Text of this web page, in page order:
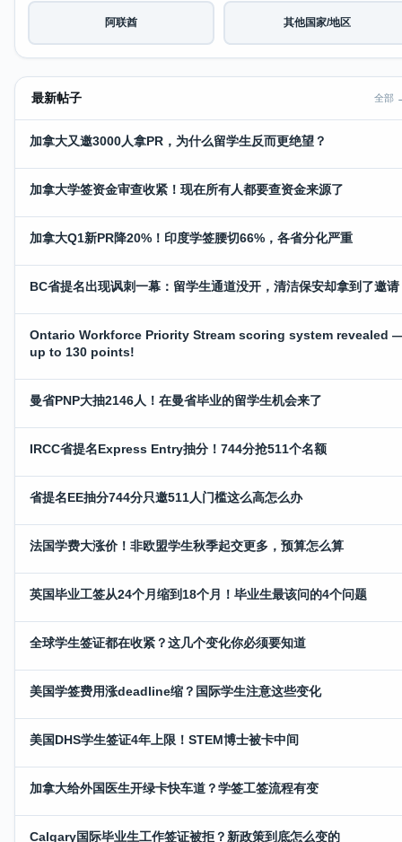
阿联酋 其他国家/地区
最新帖子 全部
加拿大又邀3000人拿PR，为什么留学生反而更绝望？
加拿大学签资金审查收紧！现在所有人都要查资金来源了
加拿大Q1新PR降20%！印度学签腰切66%，各省分化严重
BC省提名出现讽刺一幕：留学生通道没开，清洁保安却拿到了邀请
Ontario Workforce Priority Stream scoring system revealed
up to 130 points!
曼省PNP大抽2146人！在曼省毕业的留学生机会来了
IRCC省提名Express Entry抽分！744分抢511个名额
省提名EE抽分744分只邀511人门槛这么高怎么办
法国学费大涨价！非欧盟学生秋季起交更多，预算怎么算
英国毕业工签从24个月缩到18个月！毕业生最该问的4个问题
全球学生签证都在收紧？这几个变化你必须要知道
美国学签费用涨deadline缩？国际学生注意这些变化
美国DHS学生签证4年上限！STEM博士被卡中间
加拿大给外国医生开绿卡快车道？学签工签流程有变
Calgary国际毕业生工作签证被拒？新政策到底怎么变的